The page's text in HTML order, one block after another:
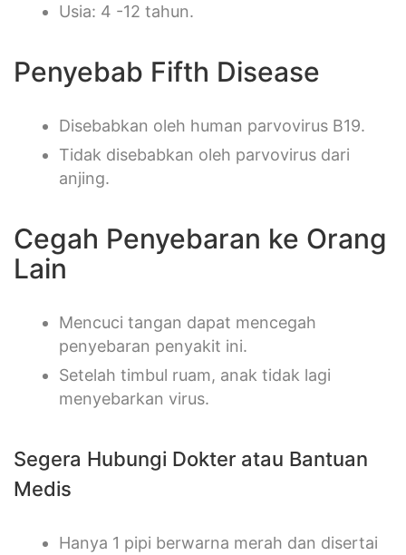
Usia: 4 -12 tahun.
Penyebab Fifth Disease
Disebabkan oleh human parvovirus B19.
Tidak disebabkan oleh parvovirus dari
anjing.
Cegah Penyebaran ke Orang
Lain
Mencuci tangan dapat mencegah
penyebaran penyakit ini.
Setelah timbul ruam, anak tidak lagi
menyebarkan virus.
Segera Hubungi Dokter atau Bantuan
Medis
Hanya 1 pipi berwarna merah dan disertai